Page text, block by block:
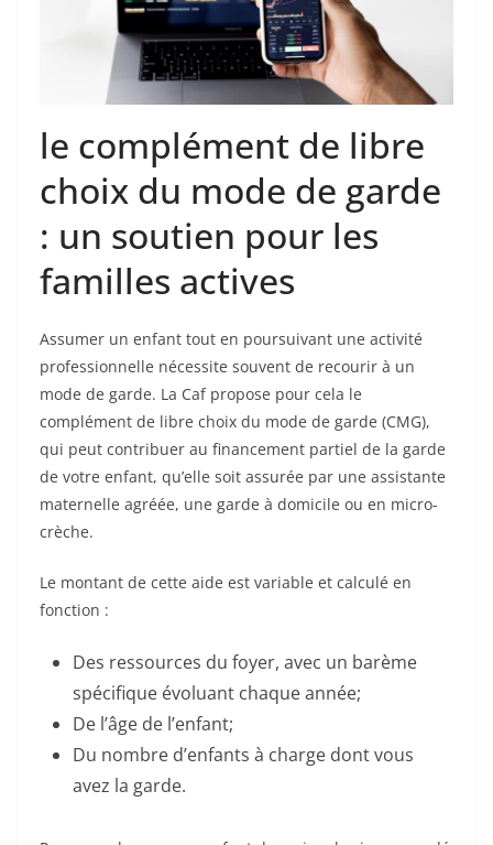
le complément de libre
choix du mode de garde
: un soutien pour les
familles actives
Assumer un enfant tout en poursuivant une activité
professionnelle nécessite souvent de recourir à un
mode de garde. La Caf propose pour cela le
complément de libre choix du mode de garde (CMG),
qui peut contribuer au financement partiel de la garde
de votre enfant, qu’elle soit assurée par une assistante
maternelle agréée, une garde à domicile ou en micro-
crèche.
Le montant de cette aide est variable et calculé en
fonction :
Des ressources du foyer, avec un barème
spécifique évoluant chaque année;
De l’âge de l’enfant;
Du nombre d’enfants à charge dont vous
avez la garde.